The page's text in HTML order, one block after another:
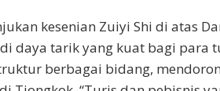
kesenian Zuiyi Shi di atas
daya tarik yang kuat bagi para
berbagai bidang,